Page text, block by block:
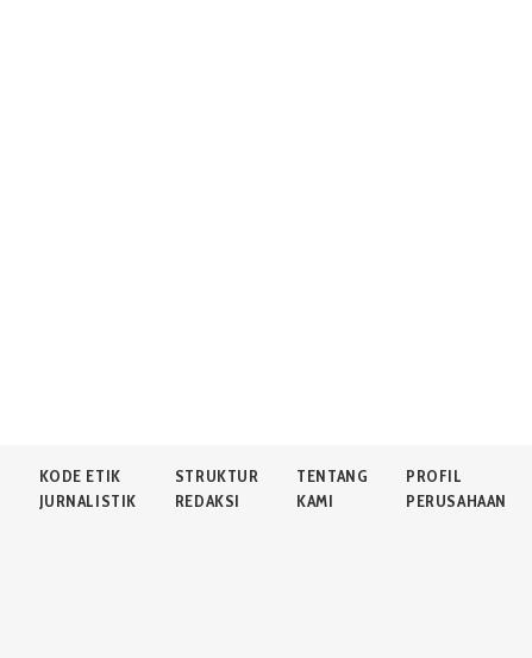
KODE ETIK
JURNALISTIK
STRUKTUR
REDAKSI
TENTANG
KAMI
PROFIL
PERUSAHAAN